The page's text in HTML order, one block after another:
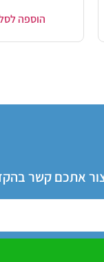
הוספה
אתכם קשר